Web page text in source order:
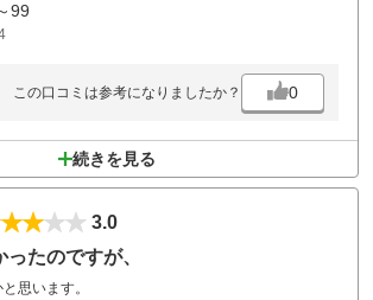
99
この口コミは参考になりましたか？ 0
続きを見る
3.0
たのですが、
思います。